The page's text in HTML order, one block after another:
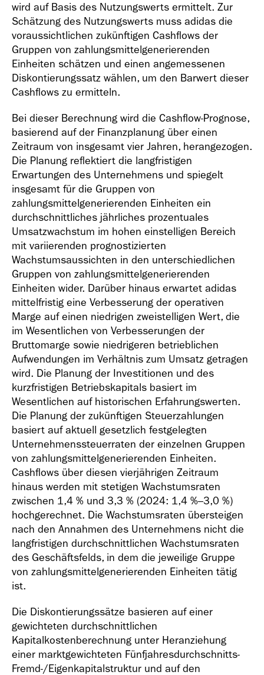
Geschäfts­bericht
2017
wird auf Basis des Nutzungswerts ermittelt. Zur
Schätzung des Nutzungswerts muss adidas die
voraussichtlichen zukünftigen Cashflows der
Gruppen von zahlungsmittelgenerierenden
Einheiten schätzen und einen angemessenen
Diskontierungssatz wählen, um den Barwert dieser
Cashflows zu ermitteln.
Bei dieser Berechnung wird die Cashflow-Prognose,
basierend auf der Finanzplanung über einen
Zeitraum von insgesamt vier Jahren, herangezogen.
Die Planung reflektiert die langfristigen
Erwartungen des Unternehmens und spiegelt
insgesamt für die Gruppen von
zahlungsmittelgenerierenden Einheiten ein
durchschnittliches jährliches prozentuales
Umsatzwachstum im hohen einstelligen Bereich
mit variierenden prognostizierten
Wachstumsaussichten in den unterschiedlichen
Gruppen von zahlungsmittelgenerierenden
Einheiten wider. Darüber hinaus erwartet adidas
mittelfristig eine Verbesserung der operativen
Marge auf einen niedrigen zweistelligen Wert, die
im Wesentlichen von Verbesserungen der
Bruttomarge sowie niedrigeren betrieblichen
Aufwendungen im Verhältnis zum Umsatz getragen
wird. Die Planung der Investitionen und des
kurzfristigen Betriebskapitals basiert im
Wesentlichen auf historischen Erfahrungswerten.
Die Planung der zukünftigen Steuerzahlungen
basiert auf aktuell gesetzlich festgelegten
Unternehmenssteuerraten der einzelnen Gruppen
von zahlungsmittelgenerierenden Einheiten.
Cashflows über diesen vierjährigen Zeitraum
hinaus werden mit stetigen Wachstumsraten
zwischen 1,4 % und 3,3 % (2024: 1,4 %–3,0 %)
hochgerechnet. Die Wachstumsraten übersteigen
nach den Annahmen des Unternehmens nicht die
langfristigen durchschnittlichen Wachstumsraten
des Geschäftsfelds, in dem die jeweilige Gruppe
von zahlungsmittelgenerierenden Einheiten tätig
ist.
Die Diskontierungssätze basieren auf einer
gewichteten durchschnittlichen
Kapitalkostenberechnung unter Heranziehung
einer marktgewichteten Fünfjahresdurchschnitts-
Fremd-/Eigenkapitalstruktur und auf den